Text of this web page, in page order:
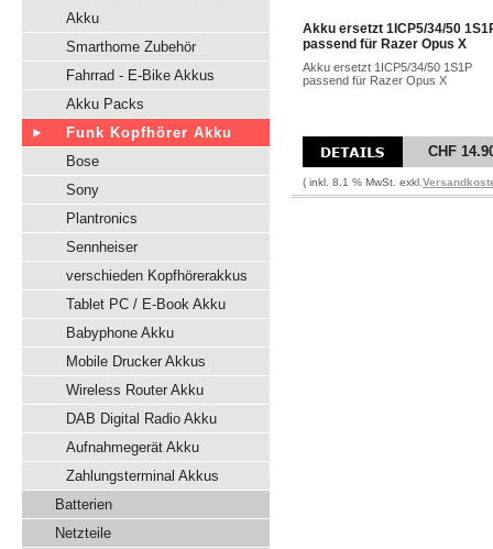
Akku
Smarthome Zubehör
Fahrrad - E-Bike Akkus
Akku Packs
Funk Kopfhörer Akku
Bose
Sony
Plantronics
Sennheiser
verschieden Kopfhörerakkus
Tablet PC / E-Book Akku
Babyphone Akku
Mobile Drucker Akkus
Wireless Router Akku
DAB Digital Radio Akku
Aufnahmegerät Akku
Zahlungsterminal Akkus
Batterien
Netzteile
Akku ersetzt 1ICP5/34/50
passend für Razer Opus X
Akku ersetzt 1ICP5/34/50 1S1P
passend für Razer Opus X
CHF
( inkl. 8.1 % MwSt. exkl.